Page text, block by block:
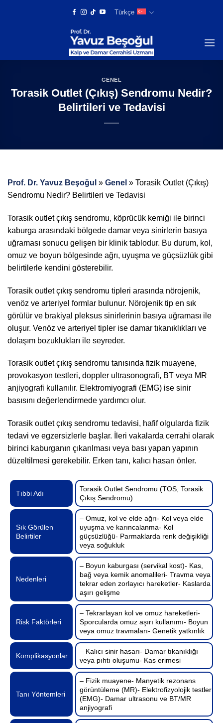
Türkçe
GENEL
Torasik Outlet (Çıkış) Sendromu Nedir?
Belirtileri ve Tedavisi
Prof. Dr. Yavuz Beşoğul » Genel » Torasik Outlet (Çıkış)
Sendromu Nedir? Belirtileri ve Tedavisi
Torasik outlet çıkış sendromu, köprücük kemiği ile birinci
kaburga arasındaki bölgede damar veya sinirlerin basıya
uğraması sonucu gelişen bir klinik tablodur. Bu durum, kol,
omuz ve boyun bölgesinde ağrı, uyuşma ve güçsüzlük gibi
belirtilerle kendini gösterebilir.
Torasik outlet çıkış sendromu tipleri arasında nörojenik,
venöz ve arteriyel formlar bulunur. Nörojenik tip en sık
görülür ve brakiyal pleksus sinirlerinin basıya uğraması ile
oluşur. Venöz ve arteriyel tipler ise damar tıkanıklıkları ve
dolaşım bozuklukları ile seyreder.
Torasik outlet çıkış sendromu tanısında fizik muayene,
provokasyon testleri, doppler ultrasonografi, BT veya MR
anjiyografi kullanılır. Elektromiyografi (EMG) ise sinir
basısını değerlendirmede yardımcı olur.
Torasik outlet çıkış sendromu tedavisi, hafif olgularda fizik
tedavi ve egzersizlerle başlar. İleri vakalarda cerrahi olarak
birinci kaburganın çıkarılması veya bası yapan yapının
düzeltilmesi gerekebilir. Erken tanı, kalıcı hasarı önler.
Tıbbi Adı
Torasik Outlet Sendromu (TOS, Torasik
Çıkış Sendromu)
Sık Görülen
Belirtiler
– Omuz, kol ve elde ağrı- Kol veya elde
uyuşma ve karıncalanma- Kol
güçsüzlüğü- Parmaklarda renk değişikliği
veya soğukluk
Nedenleri
– Boyun kaburgası (servikal kost)- Kas,
bağ veya kemik anomalileri- Travma veya
tekrar eden zorlayıcı hareketler- Kaslarda
aşırı gelişme
Risk Faktörleri
– Tekrarlayan kol ve omuz hareketleri-
Sporcularda omuz aşırı kullanımı- Boyun
veya omuz travmaları- Genetik yatkınlık
Komplikasyonlar
– Kalıcı sinir hasarı- Damar tıkanıklığı
veya pıhtı oluşumu- Kas erimesi
Tanı Yöntemleri
– Fizik muayene- Manyetik rezonans
görüntüleme (MR)- Elektrofizyolojik testler
(EMG)- Damar ultrasonu ve BT/MR
anjiyografi